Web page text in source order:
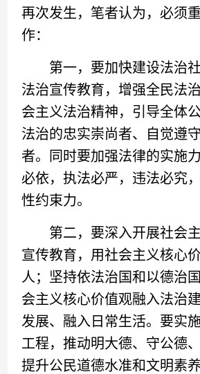
再次发生，笔者认为，必须
作：
第一，要加快建设法治社
法治宣传教育，增强全民法
会主义法治精神，引导全体
法治的忠实崇尚者、自觉遵
者。同时要加强法律的实施
必依，执法必严，违法必究
性约束力。
第二，要深入开展社会主
宣传教育，用社会主义核心
人；坚持依法治国和以德治
会主义核心价值观融入法治
发展、融入日常生活。要实
工程，推动明大德、守公德
提升公民道德水准和文明素